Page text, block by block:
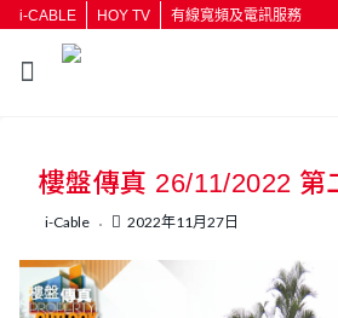
i-CABLE HOY TV 有線寬頻及電訊服務
按輸入鍵開始搜尋
樓盤傳真 26/11/2022 第
i-Cable 2022年11月27日